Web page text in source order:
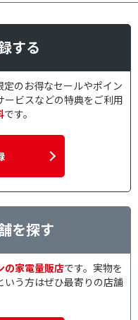
する
のお得なセールやポイン
ービスなどの特典をご利用
です。
を探す
の家電量販店です。実物を
いう方はぜひ最寄りの店舗